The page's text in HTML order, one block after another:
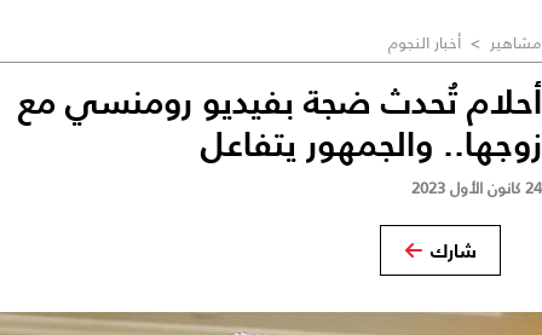
مشاهير > أخبار النجوم
أحلام تُحدث ضجة بفيديو رومنسي مع
زوجها.. والجمهور يتفاعل
24 كانون الأول 2023
شارك